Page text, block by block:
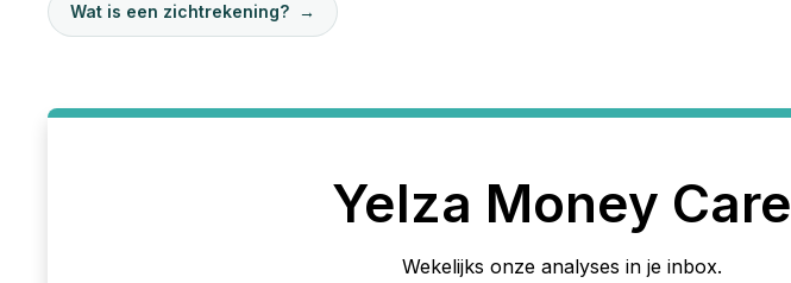
Wat is een zichtrekening? →
Yelza Money Care
Wekelijks onze analyses in je inbox.